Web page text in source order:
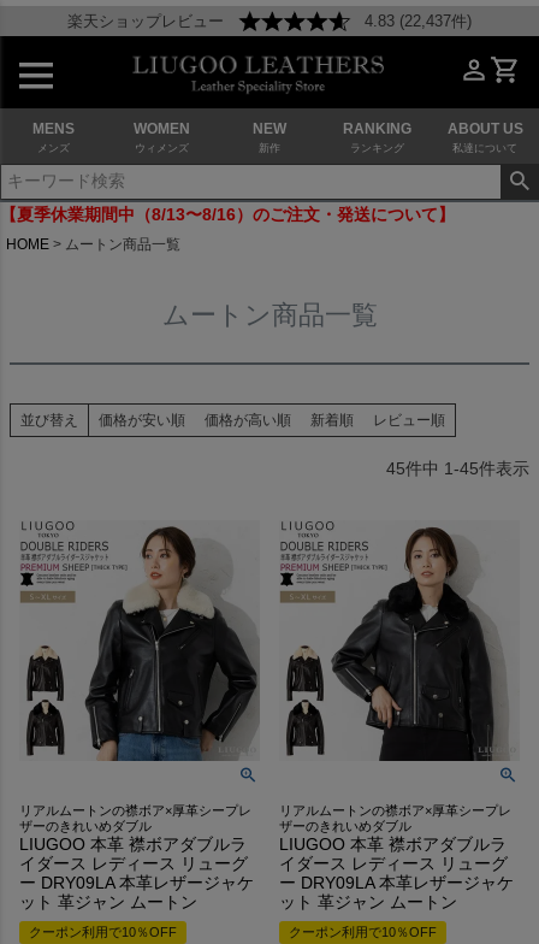
楽天ショップレビュー 4.83 (22,437件)
MENS
メンズ
WOMEN
ウィメンズ
NEW
新作
RANKING
ランキング
ABOUT US
私達について
【夏季休業期間中（8/13〜8/16）のご注文・発送について】
HOME ムートン商品一覧
ムートン商品一覧
並び替え 価格が安い順 価格が高い順 新着順 レビュー順
45件中 1-45件表示
リアルムートンの襟ボア×厚革シープレ
ザーのきれいめダブル
LIUGOO 本革 襟ボアダブルラ
イダース レディース リューグ
ー DRY09LA 本革レザージャケ
ット 革ジャン ムートン
クーポン利用で10％OFF
リアルムートンの襟ボア×厚革シープレ
ザーのきれいめダブル
LIUGOO 本革 襟ボアダブルラ
イダース レディース リューグ
ー DRY09LA 本革レザージャケ
ット 革ジャン ムートン
クーポン利用で10％OFF